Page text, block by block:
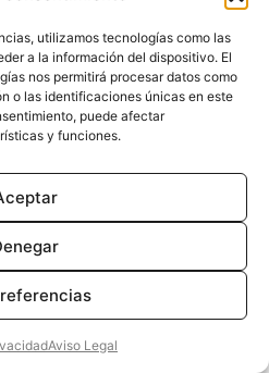
utilizamos tecnologías como las
a la información del dispositivo. El
nos permitirá procesar datos como
o las identificaciones únicas en este
puede afectar
y funciones.
Aviso Legal